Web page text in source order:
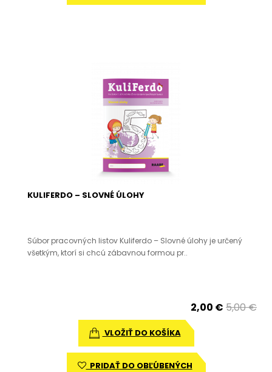
KULIFERDO – SLOVNÉ ÚLOHY
Súbor pracovných listov Kuliferdo – Slovné úlohy je určený
všetkým, ktorí si chcú zábavnou formou pr..
2,00 € 5,00 €
VLOŽIŤ DO KOŠÍKA
PRIDAŤ DO OBĽÚBENÝCH